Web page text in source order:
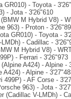
GR010) - Toyota -
- Jota - 3'26"610
M Hybrid V8) -
963) - Proton -
GR010) - Toyota -
- Cadillac -
M Hybrid V8) -
- Ferrari - 3'26"973
A424) - Alpine -
A424) - Alpine -
499P) - AF Corse -
963) - Jota -
(Cadillac V-LMDh) -